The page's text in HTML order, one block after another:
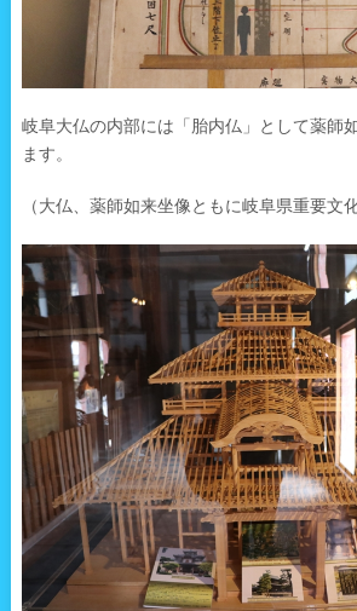
岐阜大仏の内部には「胎内仏」として薬師
ます。
（大仏、薬師如来坐像ともに岐阜県重要文化